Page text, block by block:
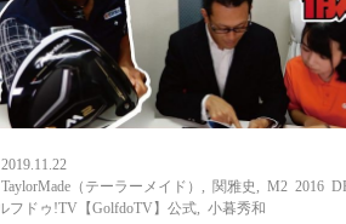
2019.11.22
TaylorMade（テーラーメイド）
,関雅史 ,M2 2016
フドゥ!TV【GolfdoTV】公式 ,小暮秀和